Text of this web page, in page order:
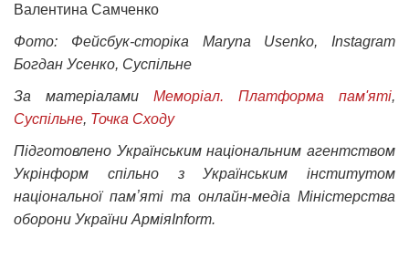
Валентина Самченко
Фото: Фейсбук-сторіка Maryna Usenko, Instagram
Богдан Усенко, Суспільне
За матеріалами Меморіал. Платформа пам'яті,
Суспільне, Точка Сходу
Підготовлено Українським національним агентством
Укрінформ спільно з Українським інститутом
національної памʼяті та онлайн-медіа Міністерства
оборони України АрміяInform.